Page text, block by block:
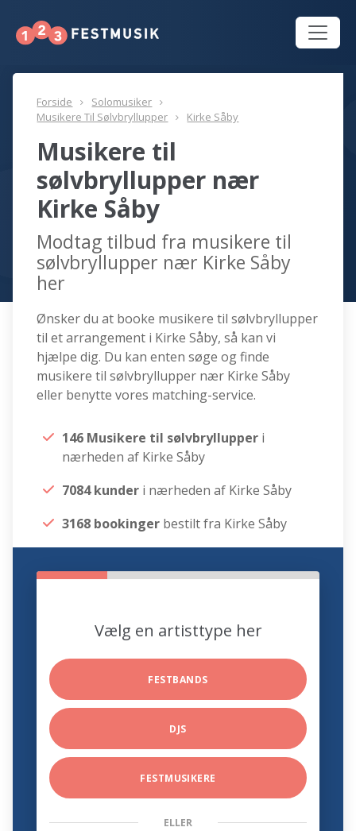
Forside
Solomusiker
Musikere Til Sølvbryllupper
Kirke Såby
Musikere til
sølvbryllupper nær
Kirke Såby
Modtag tilbud fra musikere til
sølvbryllupper nær Kirke Såby
her
Ønsker du at booke musikere til sølvbryllupper
til et arrangement i Kirke Såby, så kan vi
hjælpe dig. Du kan enten søge og finde
musikere til sølvbryllupper nær Kirke Såby
eller benytte vores matching-service.
146 Musikere til sølvbryllupper i
nærheden af Kirke Såby
7084 kunder i nærheden af Kirke Såby
3168 bookinger bestilt fra Kirke Såby
Vælg en artisttype her
FESTBANDS
DJS
FESTMUSIKERE
ELLER